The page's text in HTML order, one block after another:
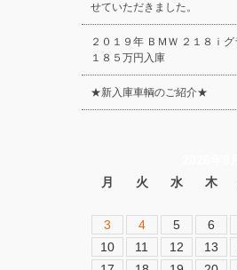
せていただきました。
２０１９年 ＢＭＷ ２１８ｉ
１８５万円入庫
★新入庫車輌のご紹介★
月
火 水 木
3
4 5 6
10
11 12 13